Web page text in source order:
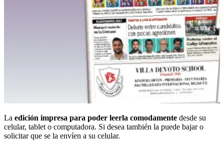
La edición impresa para poder leerla comodamente desde su
celular, tablet o computadora. Si desea también la puede bajar o
solicitar que se la envíen a su celular.